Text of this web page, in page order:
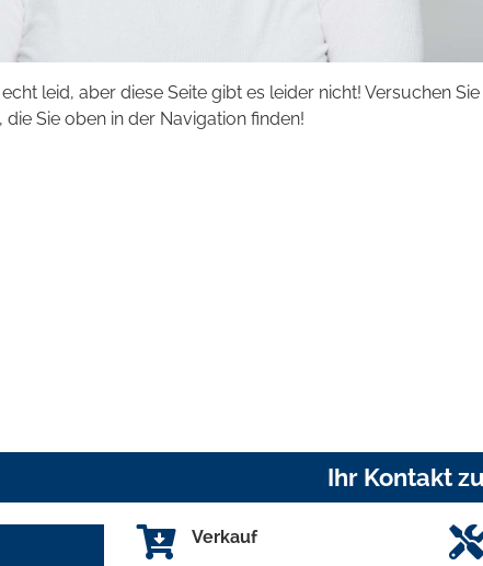
leid, aber diese Seite gibt es leider nicht! Versuchen
die Sie oben in der Navigation finden!
Ihr Kontakt
Verkauf